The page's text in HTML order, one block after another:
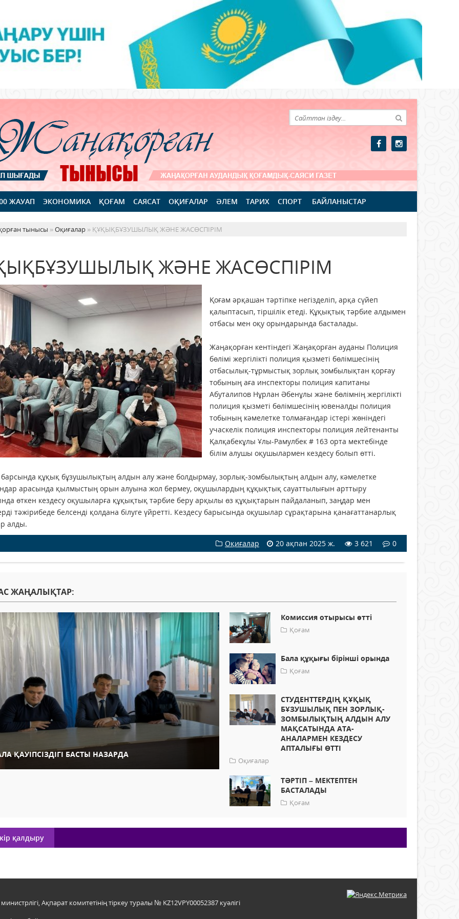
ЖАУАП ЭКОНОМИКА ҚОҒАМ САЯСАТ ОҚИҒАЛАР ӘЛЕМ ТАРИХ СПОРТ БАЙЛАНЫСТАР
тынысы »Оқиғалар » ҚҰҚЫҚБҰЗУШЫЛЫҚ ЖӘНЕ ЖАСӨСПІРІМ
ЖӘНЕ ЖАСӨСПІРІМ
Қоғам әрқашан тәртіпке негізделіп, арқа сүйеп
қалыптасып, тіршілік етеді. Құқықтық тәрбие алдымен
отбасы мен оқу орындарында басталады.
Жаңақорған кентіндегі Жаңақорған ауданы Полиция
бөлімі жергілікті полиция қызметі бөлімшесінің
отбасылық-тұрмыстық зорлық зомбылықтан қорғау
тобының аға инспекторы полиция капитаны
Абуталипов Нұрлан Әбенұлы және бөлімнің жергілікті
полиция қызметі бөлімшесінің ювеналды полиция
тобының кәмелетке толмағандар істері жөніндегі
учаскелік полиция инспекторы полиция лейтенанты
Қалқабекұлы Ұлы-Рамулбек # 163 орта мектебінде
білім алушы оқушылармен кездесу болып өтті.
барсында құқық бұзушылықтың алдын алу және болдырмау, зорлық-зомбылықтың алдын алу, кәмелетке
арасында қылмыстың орын алуына жол бермеу, оқушылардың құқықтық сауаттылығын арттыру
өткен кездесу оқушыларға құқықтық тәрбие беру арқылы өз құқықтарын пайдаланып, заңдар мен
тәжірибеде белсенді қолдана білуге үйретті. Кездесу барысында оқушылар сұрақтарына қанағаттанарлық
алды.
Оқиғалар
20 ақпан 2025 ж. 3 621 0
ЖАҢАЛЫҚТАР:
ҚАУІПСІЗДІГІ БАСТЫ НАЗАРДА
Комиссия отырысы өтті
Қоғам
Бала құқығы бірінші орында
Қоғам
СТУДЕНТТЕРДІҢ ҚҰҚЫҚ
БҰЗУШЫЛЫҚ ПЕН ЗОРЛЫҚ-
ЗОМБЫЛЫҚТЫҢ АЛДЫН АЛУ
МАҚСАТЫНДА АТА-
АНАЛАРМЕН КЕЗДЕСУ
АПТАЛЫҒЫ ӨТТІ
Оқиғалар
ТӘРТІП – МЕКТЕПТЕН
БАСТАЛАДЫ
Қоғам
қалдыру
Ақпарат комитетінің тіркеу туралы № KZ12VPY00052387 куәлігі